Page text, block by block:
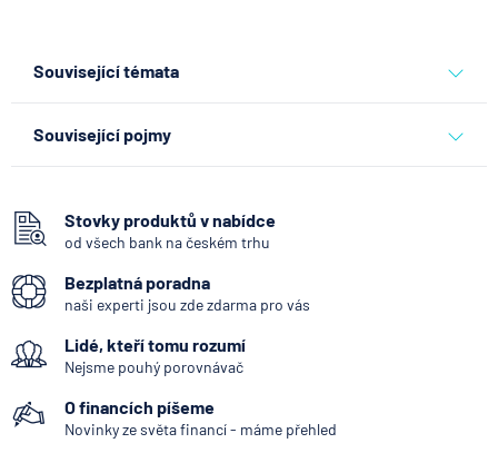
Související témata
Související pojmy
SEPA Platba
George Česká spořitelna
Okamžitá platba
Systémově významná banka
Kodex mobility klientů
Pobočka zahraniční banky
Stovky produktů v nabídce
od všech bank na českém trhu
Bezplatná poradna
naši experti jsou zde zdarma pro vás
Lidé, kteří tomu rozumí
Nejsme pouhý porovnávač
O financích píšeme
Novinky ze světa financí - máme přehled